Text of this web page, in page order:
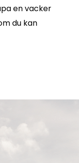
en vacker
du kan